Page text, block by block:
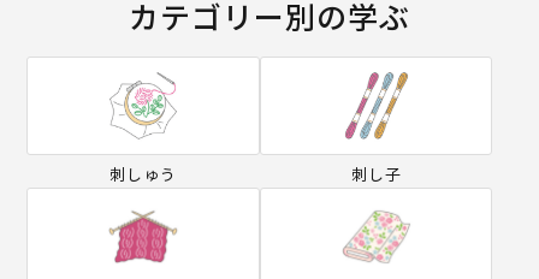
カテゴリー別の学ぶ
刺しゅう 刺し子